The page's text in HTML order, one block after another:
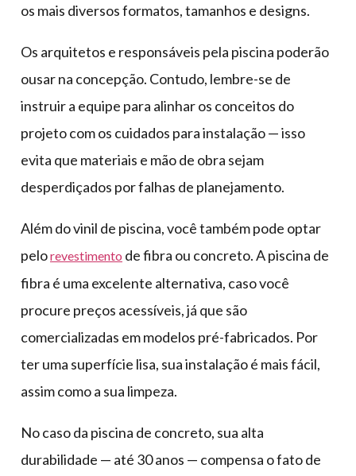
os mais diversos formatos, tamanhos e designs.
Os arquitetos e responsáveis pela piscina poderão
ousar na concepção. Contudo, lembre-se de
instruir a equipe para alinhar os conceitos do
projeto com os cuidados para instalação — isso
evita que materiais e mão de obra sejam
desperdiçados por falhas de planejamento.
Além do vinil de piscina, você também pode optar
pelorevestimento de fibra ou concreto. A piscina de
fibra é uma excelente alternativa, caso você
procure preços acessíveis, já que são
comercializadas em modelos pré-fabricados. Por
ter uma superfície lisa, sua instalação é mais fácil,
assim como a sua limpeza.
No caso da piscina de concreto, sua alta
durabilidade — até 30 anos — compensa o fato de